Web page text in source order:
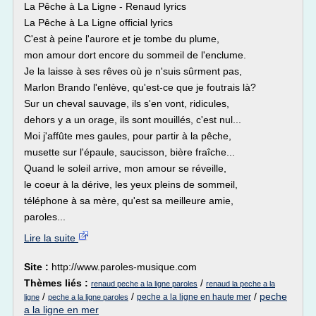
La Pêche à La Ligne - Renaud lyrics
La Pêche à La Ligne official lyrics
C'est à peine l'aurore et je tombe du plume,
mon amour dort encore du sommeil de l'enclume.
Je la laisse à ses rêves où je n'suis sûrment pas,
Marlon Brando l'enlève, qu'est-ce que je foutrais là?
Sur un cheval sauvage, ils s'en vont, ridicules,
dehors y a un orage, ils sont mouillés, c'est nul...
Moi j'affûte mes gaules, pour partir à la pêche,
musette sur l'épaule, saucisson, bière fraîche...
Quand le soleil arrive, mon amour se réveille,
le coeur à la dérive, les yeux pleins de sommeil,
téléphone à sa mère, qu'est sa meilleure amie,
paroles...
Lire la suite
Site : http://www.paroles-musique.com
Thèmes liés : renaud peche a la ligne paroles / renaud la peche a la
ligne / peche a la ligne paroles / peche a la ligne en haute mer / peche
a la ligne en mer